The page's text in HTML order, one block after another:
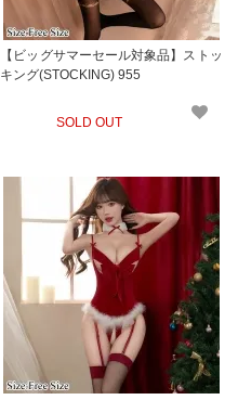
【ビッグサマーセール対象品】ストッ
キング(STOCKING) 955
SOLD OUT